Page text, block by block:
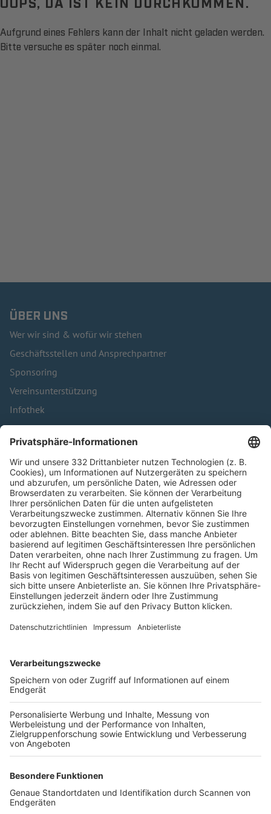
Aufgrund eines Fehlers kann der Inhalt nicht geladen werden.
Bitte versuche es später noch einmal.
ÜBER UNS
Wer wir sind & wofür wir stehen
Geschäftsstellen und Ansprechpartner
Sponsoring
Vereinsunterstützung
Infothek
Kontakt
HÄUFIG BESUCHTE SEITEN
Pässe und Vereinswechsel
Trainerausbildung
Schulungsangebot Vereinsmitarbeiter
BFV-Geschäftsstellen
Trainerbörse
Login SpielPlus
FOLGE DEM BFV
TOP-VEREINE
TOP-PARTNER